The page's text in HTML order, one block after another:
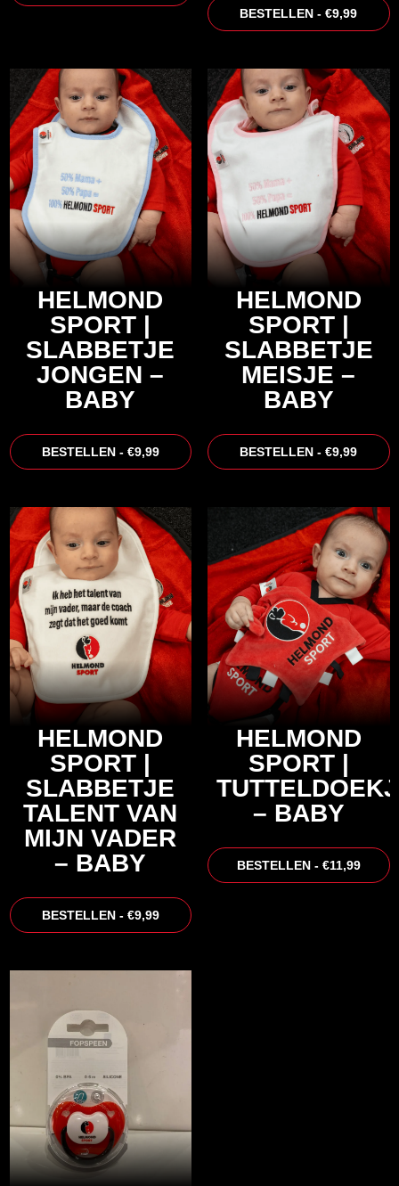
BESTELLEN - €9,99
HELMOND
SPORT |
SLABBETJE
JONGEN –
BABY
BESTELLEN - €9,99
HELMOND
SPORT |
SLABBETJE
MEISJE –
BABY
BESTELLEN - €9,99
HELMOND
SPORT |
SLABBETJE
TALENT VAN
MIJN VADER
– BABY
BESTELLEN - €9,99
HELMOND
SPORT |
– BABY
BESTELLEN - €11,99